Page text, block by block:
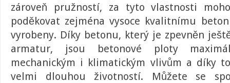
zároveň pružností, za tyto vlastnosti
poděkovat zejména vysoce kvalitnímu
vyrobeny. Díky betonu, který je zpevněn
armatur, jsou betonové ploty
mechanickým i klimatickým vlivům a díky
velmi dlouhou životností. Můžete se